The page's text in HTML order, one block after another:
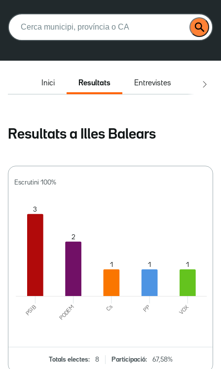
Buscar:
Inici Resultats Entrevistes El
Resultats a Illes Balears
Escrutini 100%
Totals electes: 8 Participació: 67,58%